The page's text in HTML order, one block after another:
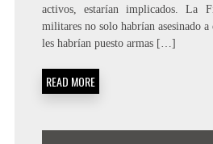
activos, estarían implicados. La
militares no solo habrían asesinado a
les habrían puesto armas […]
READ MORE